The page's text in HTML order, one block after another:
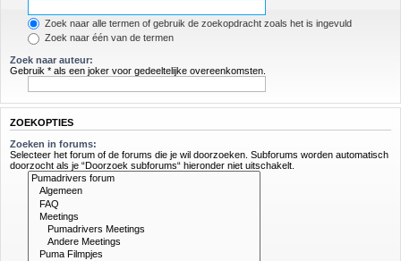
Zoek naar alle termen of gebruik de zoekopdracht zoals het is ingevuld
Zoek naar één van de termen
Zoek naar auteur:
Gebruik * als een joker voor gedeeltelijke overeenkomsten.
ZOEKOPTIES
Zoeken in forums:
Selecteer het forum of de forums die je wil doorzoeken. Subforums worden automatisch
doorzocht als je “Doorzoek subforums“ hieronder niet uitschakelt.